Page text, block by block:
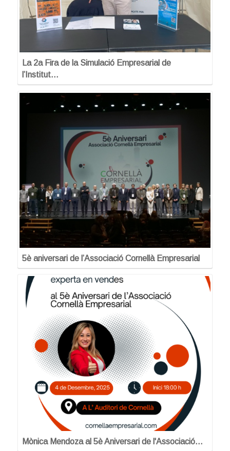
La 2a Fira de la Simulació Empresarial de
l’Institut…
5è aniversari de l’Associació Cornellà Empresarial
Mònica Mendoza al 5è Aniversari de l'Associació…